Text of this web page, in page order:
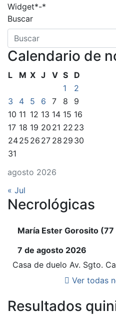
Widget*-*
Buscar
Calendario de
agosto 2026
L M X J V S
D
1
2
3
4 5 6 7 8
9
10 11 12 13 14 15 16
17 18 19 20 21 22 23
2425 26 27 28 29 30
31
« Jul
Necrológicas
María Ester Gorosito (77
7 de agosto 2026
Casa de duelo Av. Sgto.
Ver todas
Resultados